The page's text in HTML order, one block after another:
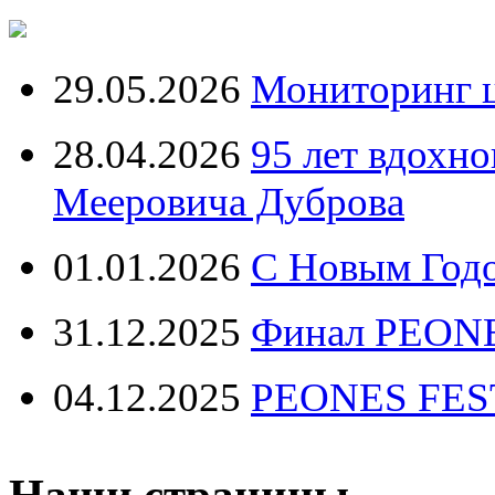
29.05.2026 Мониторинг
28.04.2026 95 лет
Мееровича Дуброва
01.01.2026 С Новым
31.12.2025 Финал
04.12.2025 PEONES